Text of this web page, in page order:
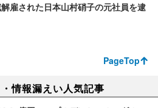
雇された日本山村硝子の元社員を逮
PageTop
情報漏えい人気記事